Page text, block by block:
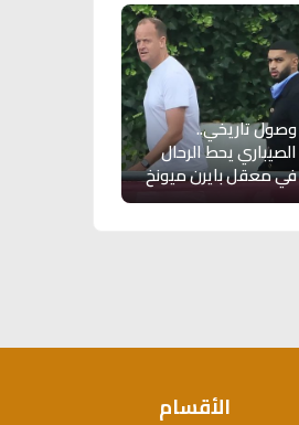
وصول تاريخي..
الصيباري يحط الرحال
في معقل بايرن ميونخ
الأقسام